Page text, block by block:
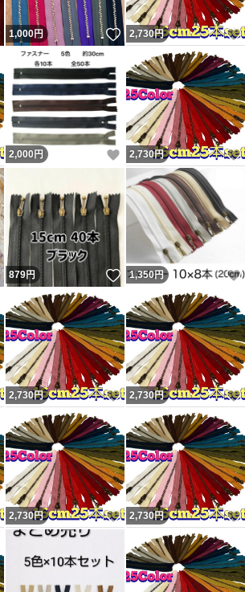
いいね！
1,000円 いいね！
2,730円
いいね！
2,000 円 いいね！
2,730円
いいね！
879円 いいね！
1,350円
いいね！
2,730円 いいね！
2,730円
いいね！
2,730円 いいね！
2,730円